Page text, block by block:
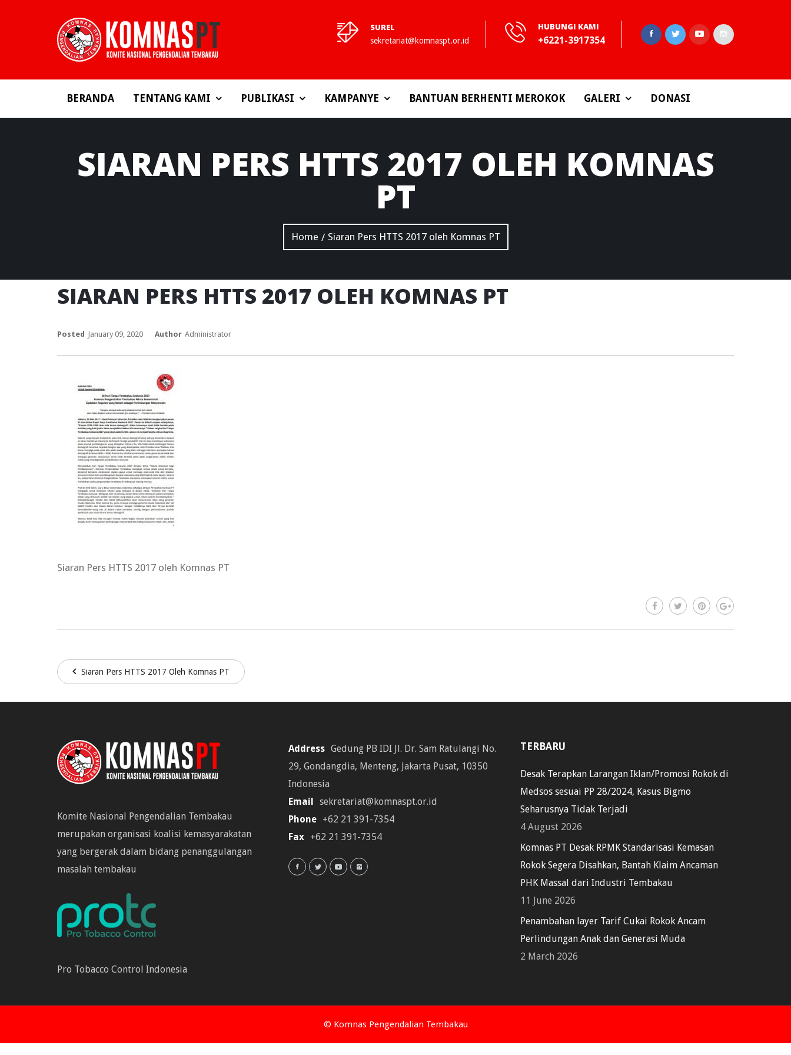
SUREL
sekretariat@komnaspt.or.id
HUBUNGI KAMI
+6221-3917354
BERANDA TENTANG KAMI PUBLIKASI KAMPANYE BANTUAN BERHENTI MEROKOK GALERI DONASI
SIARAN PERS HTTS 2017 OLEH KOMNAS
PT
Home / Siaran Pers HTTS 2017 oleh Komnas PT
SIARAN PERS HTTS 2017 OLEH KOMNAS PT
Posted January 09, 2020 Author Administrator
Siaran Pers HTTS 2017 oleh Komnas PT
Siaran Pers HTTS 2017 Oleh Komnas PT
Komite Nasional Pengendalian Tembakau
merupakan organisasi koalisi kemasyarakatan
yang bergerak dalam bidang penanggulangan
masalah tembakau
Pro Tobacco Control Indonesia
Address Gedung PB IDI Jl. Dr. Sam Ratulangi No.
29, Gondangdia, Menteng, Jakarta Pusat, 10350
Indonesia
Email
sekretariat@komnaspt.or.id
Phone +62 21 391-7354
Fax +62 21 391-7354
TERBARU
Desak Terapkan Larangan Iklan/Promosi Rokok di
Medsos sesuai PP 28/2024, Kasus Bigmo
Seharusnya Tidak Terjadi
4 August 2026
Komnas PT Desak RPMK Standarisasi Kemasan
Rokok Segera Disahkan, Bantah Klaim Ancaman
PHK Massal dari Industri Tembakau
11 June 2026
Penambahan layer Tarif Cukai Rokok Ancam
Perlindungan Anak dan Generasi Muda
2 March 2026
© Komnas Pengendalian Tembakau